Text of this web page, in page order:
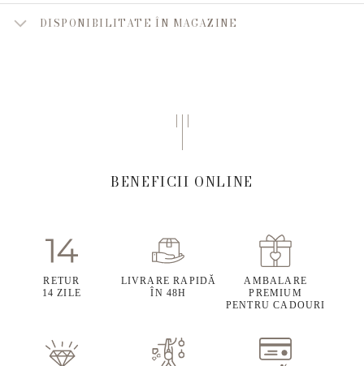
DISPONIBILITATE ÎN MAGAZINE
BENEFICII ONLINE
RETUR
14 ZILE
LIVRARE RAPIDĂ
ÎN 48H
AMBALARE
PREMIUM
PENTRU CADOURI